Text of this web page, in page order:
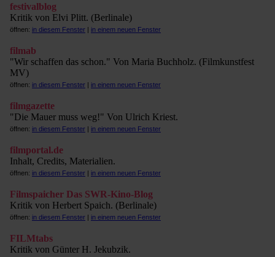
festivalblog
Kritik von Elvi Plitt. (Berlinale)
öffnen: in diesem Fenster | in einem neuen Fenster
filmab
"Wir schaffen das schon." Von Maria Buchholz. (Filmkunstfest
MV)
öffnen: in diesem Fenster | in einem neuen Fenster
filmgazette
"Die Mauer muss weg!" Von Ulrich Kriest.
öffnen: in diesem Fenster | in einem neuen Fenster
filmportal.de
Inhalt, Credits, Materialien.
öffnen: in diesem Fenster | in einem neuen Fenster
Filmspaicher Das SWR-Kino-Blog
Kritik von Herbert Spaich. (Berlinale)
öffnen: in diesem Fenster | in einem neuen Fenster
FILMtabs
Kritik von Günter H. Jekubzik.